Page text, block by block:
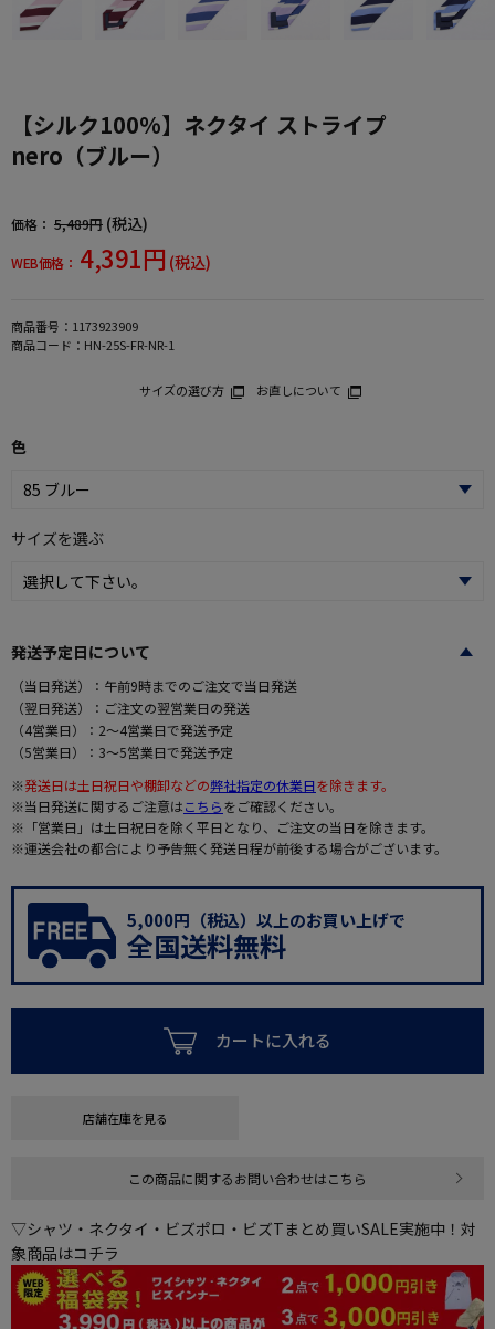
【シルク100%】ネクタイ ストライプ
nero（ブルー）
価格： 5,489円 (税込)
WEB価格： 4,391円 (税込)
商品番号： 1173923909
商品コード： HN-25S-FR-NR-1
サイズの選び方 お直しについて
色
サイズを選ぶ
発送予定日について
（当日発送）：午前9時までのご注文で当日発送
（翌日発送）：ご注文の翌営業日の発送
（4営業日）：2～4営業日で発送予定
（5営業日）：3～5営業日で発送予定
※発送日は土日祝日や棚卸などの弊社指定の休業日を除きます。
※当日発送に関するご注意はこちらをご確認ください。
※「営業日」は土日祝日を除く平日となり、ご注文の当日を除きます。
※運送会社の都合により予告無く発送日程が前後する場合がございます。
5,000円（税込）以上のお買い上げで
全国送料無料
カートに入れる
店舗在庫を見る
この商品に関するお問い合わせはこちら
▽シャツ・ネクタイ・ビズポロ・ビズTまとめ買いSALE実施中！対
象商品はコチラ